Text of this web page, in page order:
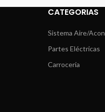
CATEGORIAS
Sistema Aire/Acon
Partes Eléctricas
Carrocería